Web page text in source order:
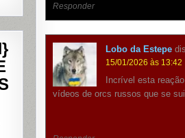
Responder
Lobo da Estepe
15/01/2026 às 13:42
Incrível esta
vídeos de orcs russos que se